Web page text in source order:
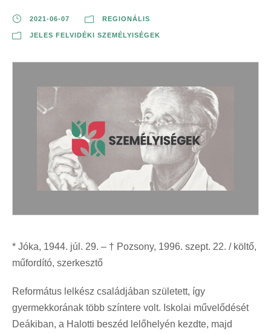
2021-06-07 REGIONÁLIS
JELES FELVIDÉKI SZEMÉLYISÉGEK
* Jóka, 1944. júl. 29. – † Pozsony, 1996. szept. 22. / költő,
műfordító, szerkesztő
Református lelkész családjában született, így
gyermekkorának több színtere volt. Iskolai művelődését
Deákiban, a Halotti beszéd lelőhelyén kezdte, majd